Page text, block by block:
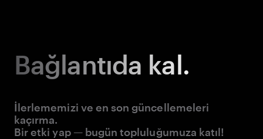
Bağlantıda kal.
İlerlememizi ve en son güncellemeleri
kaçırma.
Bir etki yap — bugün topluluğumuza katıl!